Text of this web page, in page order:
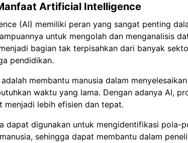
Artificial Intelligence
(AI) memiliki peran yang sangat penting
untuk mengolah dan menganalisis
bagian tak terpisahkan dari banyak
pendidikan.
membantu manusia dalam
waktu yang lama. Dengan adanya AI,
menjadi lebih efisien dan tepat.
dapat digunakan untuk mengidentifikasi pola-
sehingga dapat membantu dalam